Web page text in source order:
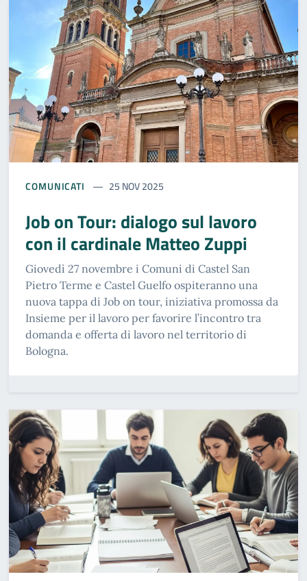
COMUNICATI 25 NOV 2025
Job on Tour: dialogo sul lavoro
con il cardinale Matteo Zuppi
Giovedì 27 novembre i Comuni di Castel San
Pietro Terme e Castel Guelfo ospiteranno una
nuova tappa di Job on tour, iniziativa promossa da
Insieme per il lavoro per favorire l’incontro tra
domanda e offerta di lavoro nel territorio di
Bologna.